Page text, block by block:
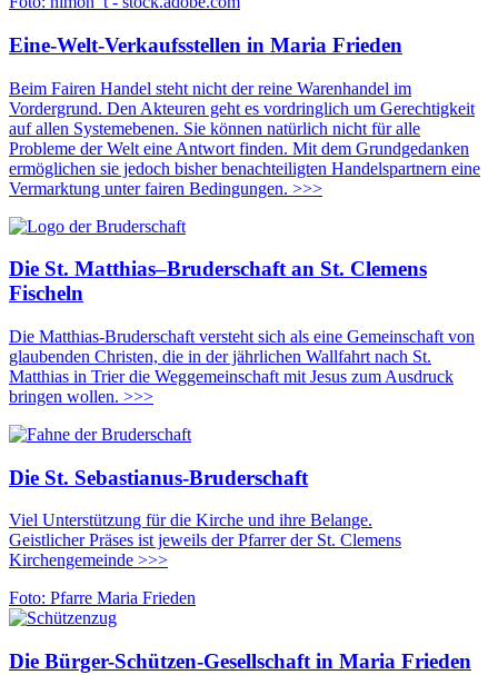
Eine-Welt-Verkaufsstellen in Maria Frieden
Beim Fairen Handel steht nicht der reine Warenhandel im
Vordergrund. Den Akteuren geht es vordringlich um Gerechtigkeit
auf allen Systemebenen. Sie können natürlich nicht für alle
Probleme der Welt eine Antwort finden. Mit dem Grundgedanken
ermöglichen sie jedoch bisher benachteiligten Handelspartnern eine
Vermarktung unter fairen Bedingungen. >>>
Die St. Matthias–Bruderschaft an St. Clemens
Fischeln
Die Matthias-Bruderschaft versteht sich als eine Gemeinschaft von
glaubenden Christen, die in der jährlichen Wallfahrt nach St.
Matthias in Trier die Weggemeinschaft mit Jesus zum Ausdruck
bringen wollen. >>>
Die St. Sebastianus-Bruderschaft
Viel Unterstützung für die Kirche und ihre Belange.
Geistlicher Präses ist jeweils der Pfarrer der St. Clemens
Kirchengemeinde >>>
Foto: Pfarre Maria Frieden
Die Bürger-Schützen-Gesellschaft in Maria Frieden